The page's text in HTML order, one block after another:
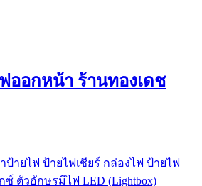
ออกหน้า ร้านทองเดช
ป้ายไฟ ป้ายไฟเชียร์ กล่องไฟ ป้ายไฟ
ซ์ ตัวอักษรมีไฟ LED (Lightbox)